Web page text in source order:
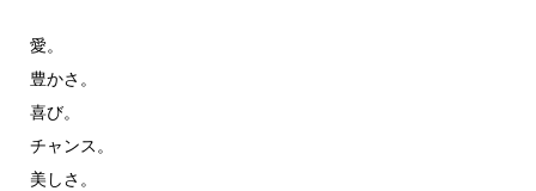
愛。
豊かさ。
喜び。
チャンス。
美しさ。